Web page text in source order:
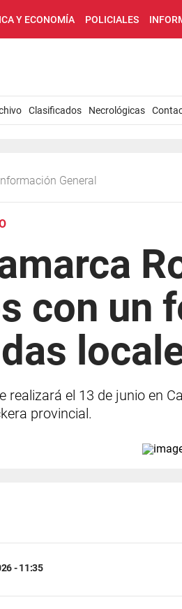
Y ECONOMÍA POLICIALES
Clasificados Necrológicas
General
con un
realizará el 13 de junio en
provincial.
- 11:35